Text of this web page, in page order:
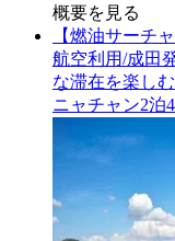
概要を見る
【燃油サーチ
航空利用/成田
な滞在を楽し
ニャチャン2泊4